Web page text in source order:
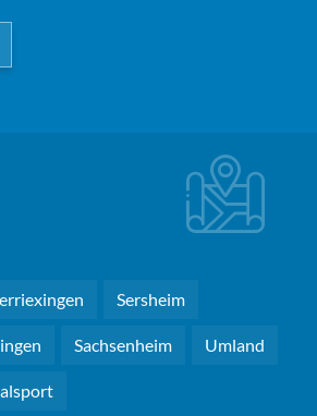
Sersheim
Sachsenheim Umland